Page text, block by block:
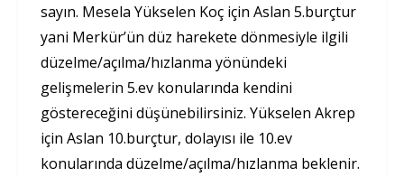
sayın. Mesela Yükselen Koç için Aslan 5.burçtur
yani Merkür’ün düz harekete dönmesiyle ilgili
düzelme/açılma/hızlanma yönündeki
gelişmelerin 5.ev konularında kendini
göstereceğini düşünebilirsiniz. Yükselen Akrep
için Aslan 10.burçtur, dolayısı ile 10.ev
konularında düzelme/açılma/hızlanma beklenir.